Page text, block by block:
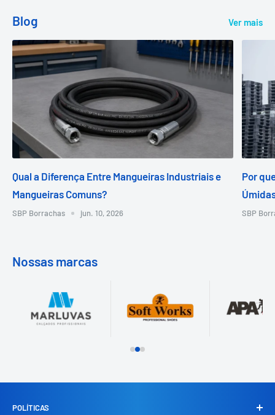
Blog Ver mais
Qual a Diferença Entre Mangueiras Industriais e
Mangueiras Comuns?
SBP Borrachas jun. 10, 2026
Por
SBP
Nossas marcas
POLÍTICAS